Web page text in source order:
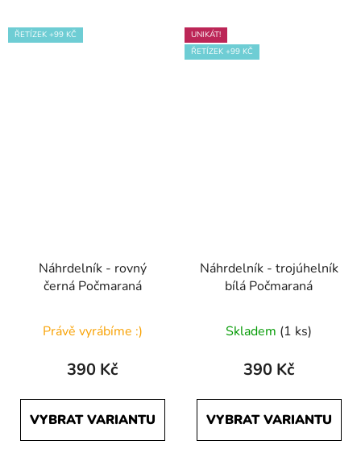
ŘETÍZEK +99 KČ
Náhrdelník - rovný
černá Počmaraná
Právě vyrábíme :)
390 Kč
VYBRAT VARIANTU
UNIKÁT!
ŘETÍZEK +99 KČ
Náhrdelník - trojúhelník
bílá Počmaraná
Skladem (1 ks)
390 Kč
VYBRAT VARIANTU